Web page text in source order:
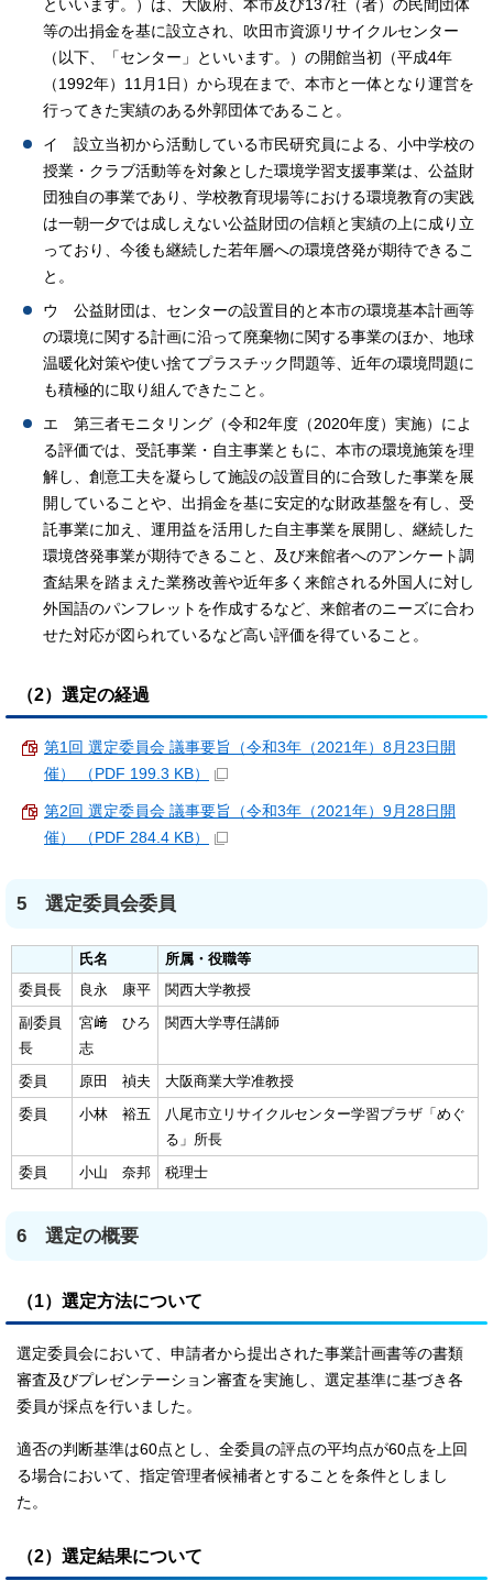
といいます。）は、大阪府、本市及び137社（者）の民間団体
等の出捐金を基に設立され、吹田市資源リサイクルセンター
（以下、「センター」といいます。）の開館当初（平成4年
（1992年）11月1日）から現在まで、本市と一体となり運営を
行ってきた実績のある外郭団体であること。
イ 設立当初から活動している市民研究員による、小中学校の
授業・クラブ活動等を対象とした環境学習支援事業は、公益財
団独自の事業であり、学校教育現場等における環境教育の実践
は一朝一夕では成しえない公益財団の信頼と実績の上に成り立
っており、今後も継続した若年層への環境啓発が期待できるこ
と。
ウ 公益財団は、センターの設置目的と本市の環境基本計画等
の環境に関する計画に沿って廃棄物に関する事業のほか、地球
温暖化対策や使い捨てプラスチック問題等、近年の環境問題に
も積極的に取り組んできたこと。
エ 第三者モニタリング（令和2年度（2020年度）実施）によ
る評価では、受託事業・自主事業ともに、本市の環境施策を理
解し、創意工夫を凝らして施設の設置目的に合致した事業を展
開していることや、出捐金を基に安定的な財政基盤を有し、受
託事業に加え、運用益を活用した自主事業を展開し、継続した
環境啓発事業が期待できること、及び来館者へのアンケート調
査結果を踏まえた業務改善や近年多く来館される外国人に対し
外国語のパンフレットを作成するなど、来館者のニーズに合わ
せた対応が図られているなど高い評価を得ていること。
（2）選定の経過
第1回 選定委員会 議事要旨（令和3年（2021年）8月23日開
催） （PDF 199.3 KB）
第2回 選定委員会 議事要旨（令和3年（2021年）9月28日開
催） （PDF 284.4 KB）
5 選定委員会委員
氏名
所属・役職等
委員長
良永 康平
関西大学教授
副委員
長
宮﨑 ひろ
志
関西大学専任講師
委員 原田 禎夫
大阪商業大学准教授
委員
小林 裕五
八尾市立リサイクルセンター学習プラザ「めぐ
る」所長
委員
小山 奈邦 税理士
6 選定の概要
（1）選定方法について
選定委員会において、申請者から提出された事業計画書等の書類
審査及びプレゼンテーション審査を実施し、選定基準に基づき各
委員が採点を行いました。
適否の判断基準は60点とし、全委員の評点の平均点が60点を上回
る場合において、指定管理者候補者とすることを条件としまし
た。
（2）選定結果について